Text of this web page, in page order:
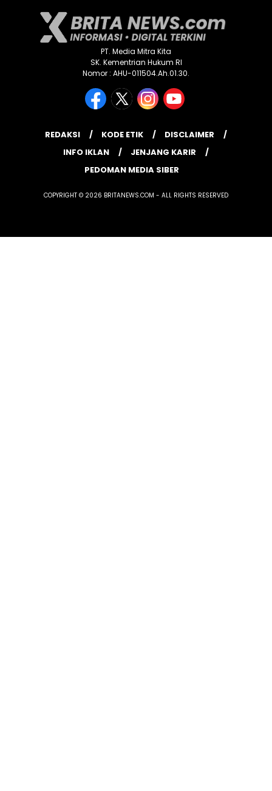
PT. Media Mitra Kita
SK. Kementrian Hukum RI
Nomor : AHU-011504.Ah.01.30.
REDAKSI KODE ETIK
DISCLAIMER
INFO IKLAN
JENJANG KARIR
PEDOMAN MEDIA SIBER
COPYRIGHT © 2026 BRITANEWS.COM - ALL RIGHTS RESERVED